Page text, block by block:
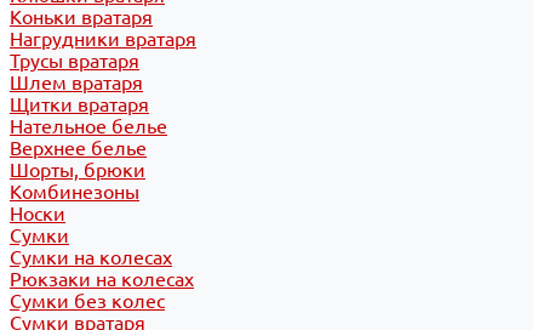
Коньки вратаря
Нагрудники вратаря
Трусы вратаря
Шлем вратаря
Щитки вратаря
Нательное белье
Верхнее белье
Шорты, брюки
Комбинезоны
Носки
Сумки
Сумки на колесах
Рюкзаки на колесах
Сумки без колес
Сумки вратаря